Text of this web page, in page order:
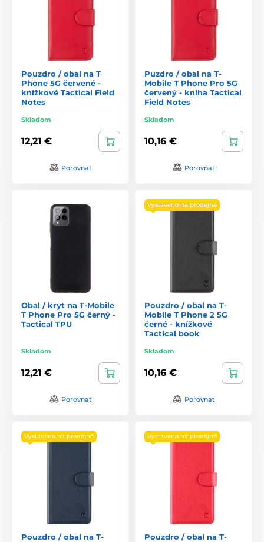
Pouzdro / obal na T
Phone 5G červené -
knížkové Tactical Field
Notes
Skladom
12,21 €
Porovnať
Puzdro / obal na T-
Mobile T Phone Pro 5G
červený - kniha Tactical
Field Notes
Skladom
10,16 €
Porovnať
Obal / kryt na T-Mobile
T Phone Pro 5G černý -
Tactical TPU
Skladom
12,21 €
Porovnať
Vystaveno na prodejně
Pouzdro / obal na T-
Mobile T Phone 2 5G
černé - knížkové
Tactical book
Skladom
10,16 €
Porovnať
Vystaveno na prodejně
Pouzdro / obal na T-
Vystaveno na prodejně
Pouzdro / obal na T-